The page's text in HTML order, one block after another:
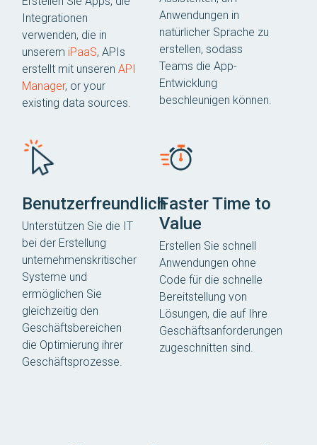
Integrationen
verwenden, die in
unserem iPaaS, APIs
erstellt mit unseren API
Manager, or your
existing data sources.
Anwendungen in
natürlicher Sprache zu
erstellen, sodass
Teams die App-
Entwicklung
beschleunigen können.
Benutzerfreundlich
Unterstützen Sie die IT
bei der Erstellung
unternehmenskritischer
Systeme und
ermöglichen Sie
gleichzeitig den
Geschäftsbereichen
die Optimierung ihrer
Geschäftsprozesse.
Faster Time to
Value
Erstellen Sie schnell
Anwendungen ohne
Code für die schnelle
Bereitstellung von
Lösungen, die auf Ihre
Geschäftsanforderungen
zugeschnitten sind.